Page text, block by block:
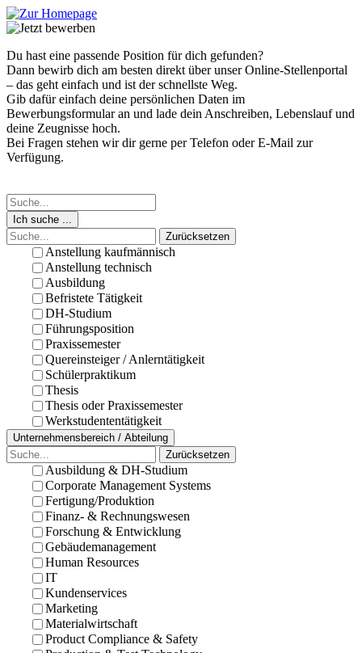
Du hast eine passende Position für dich gefunden?
Dann bewirb dich am besten direkt über unser Online-Stellenportal
– das geht einfach und ist der schnellste Weg.
Gib dafür einfach deine persönlichen Daten im
Bewerbungsformular an und lade dein Anschreiben, Lebenslauf und
deine Zeugnisse hoch.
Bei Fragen stehen wir dir gerne per Telefon oder E-Mail zur
Verfügung.
Ich suche ...
Zurücksetzen
Anstellung kaufmännisch
Anstellung technisch
Ausbildung
Befristete Tätigkeit
DH-Studium
Führungsposition
Praxissemester
Quereinsteiger / Anlerntätigkeit
Schülerpraktikum
Thesis
Thesis oder Praxissemester
Werkstudententätigkeit
Unternehmensbereich / Abteilung
Zurücksetzen
Ausbildung & DH-Studium
Corporate Management Systems
Fertigung/Produktion
Finanz- & Rechnungswesen
Forschung & Entwicklung
Gebäudemanagement
Human Resources
IT
Kundenservices
Marketing
Materialwirtschaft
Product Compliance & Safety